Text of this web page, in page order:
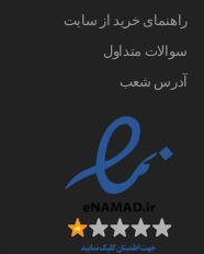
راهنمای خرید از سایت
سوالات متداول
آدرس شعب